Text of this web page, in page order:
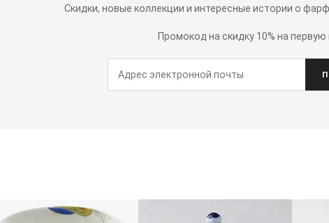
Скидки, новые коллекции и интересные истории о
Промокод на скидку 10% на первую